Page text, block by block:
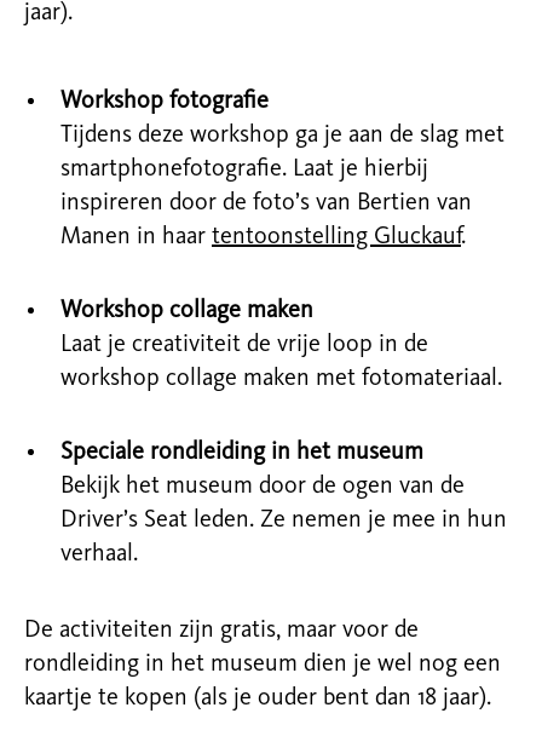
jaar).
Workshop fotografie
Tijdens deze workshop ga je aan de slag met
smartphonefotografie. Laat je hierbij
inspireren door de foto’s van Bertien van
Manen in haar tentoonstelling Gluckauf.
Workshop collage maken
Laat je creativiteit de vrije loop in de
workshop collage maken met fotomateriaal.
Speciale rondleiding in het museum
Bekijk het museum door de ogen van de
Driver’s Seat leden. Ze nemen je mee in hun
verhaal.
De activiteiten zijn gratis, maar voor de
rondleiding in het museum dien je wel nog een
kaartje te kopen (als je ouder bent dan 18 jaar).